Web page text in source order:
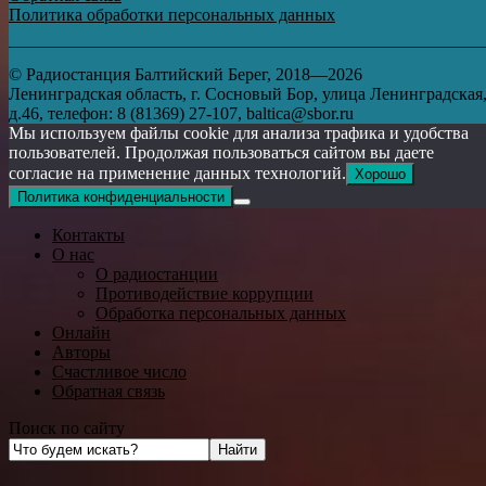
Политика обработки персональных данных
© Радиостанция Балтийский Берег, 2018—2026
Ленинградская область, г. Сосновый Бор, улица Ленинградская,
д.46, телефон: 8 (81369) 27-107, baltica@sbor.ru
Мы используем файлы cookie для анализа трафика и удобства
пользователей. Продолжая пользоваться сайтом вы даете
согласие на применение данных технологий. Хорошо
Политика конфиденциальности
Контакты
О нас
О радиостанции
Противодействие коррупции
Обработка персональных данных
Онлайн
Авторы
Счастливое число
Обратная связь
Поиск по сайту